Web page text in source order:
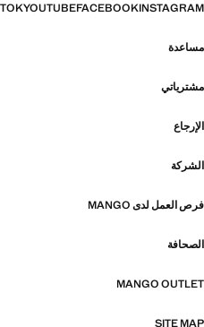
INSTAGRAM
FACEBOOK
YOUTUBE
مساعدة
مشترياتي
الإرجاع
الشركة
فرص العمل لدى MANGO
الصحافة
MANGO OUTLET
SITE MAP